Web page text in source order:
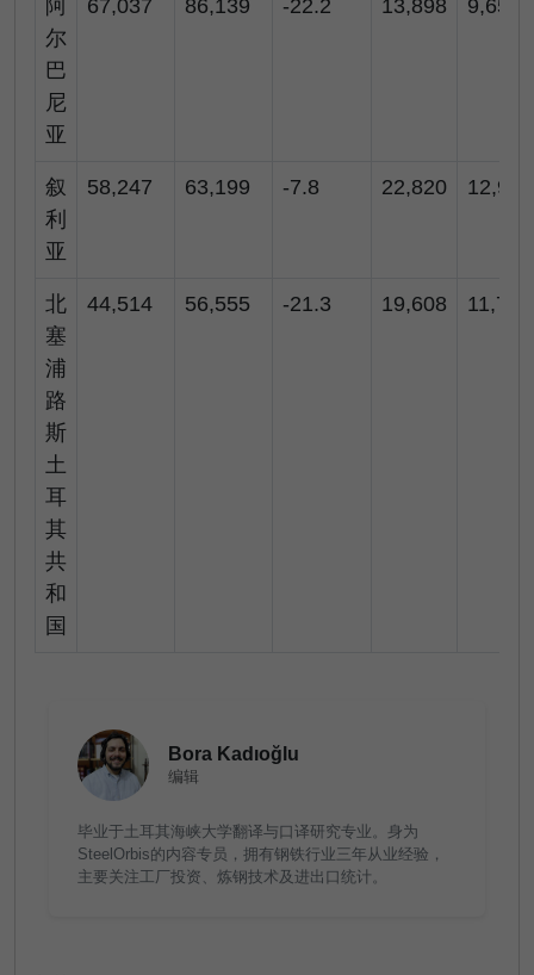
阿
尔
巴
尼
亚
67,037 86,139 -22.2 13,898 9,658
叙
利
亚
58,247 63,199 -7.8 22,820 12,983
北
塞
浦
路
斯
土
耳
其
共
和
国
44,514 56,555 -21.3 19,608 11,784
Bora Kadıoğlu
编辑
毕业于土耳其海峡大学翻译与口译研究专业。身为
SteelOrbis的内容专员，拥有钢铁行业三年从业经验，
主要关注工厂投资、炼钢技术及进出口统计。